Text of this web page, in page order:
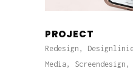
PROJECT
Redesign,
Media,